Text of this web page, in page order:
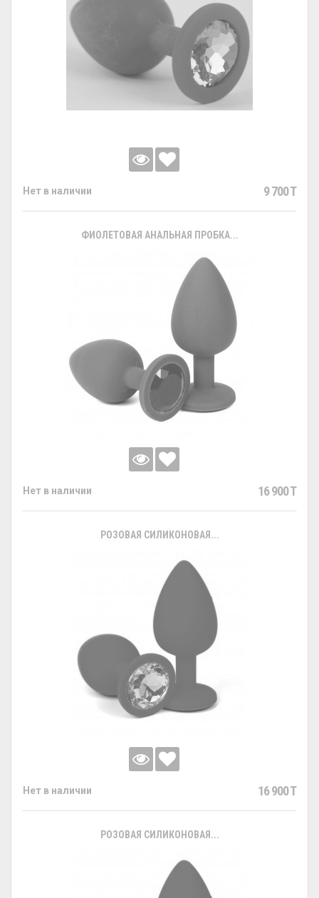
Нет в наличии 9 700 T
ФИОЛЕТОВАЯ АНАЛЬНАЯ ПРОБКА...
Нет в наличии 16 900 T
РОЗОВАЯ СИЛИКОНОВАЯ...
Нет в наличии 16 900 T
РОЗОВАЯ СИЛИКОНОВАЯ...